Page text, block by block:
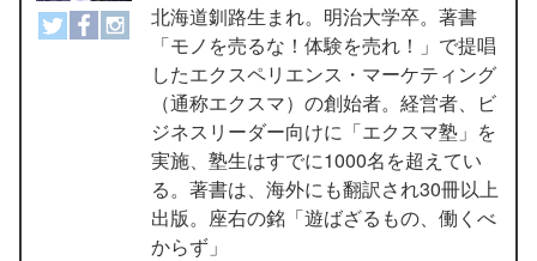
北海道釧路生まれ。明治大学卒。著書
「モノを売るな！体験を売れ！」で提唱
したエクスペリエンス・マーケティング
（通称エクスマ）の創始者。経営者、ビ
ジネスリーダー向けに「エクスマ塾」を
実施、塾生はすでに1000名を超えてい
る。著書は、海外にも翻訳され30冊以上
出版。座右の銘「遊ばざるもの、働くべ
からず」